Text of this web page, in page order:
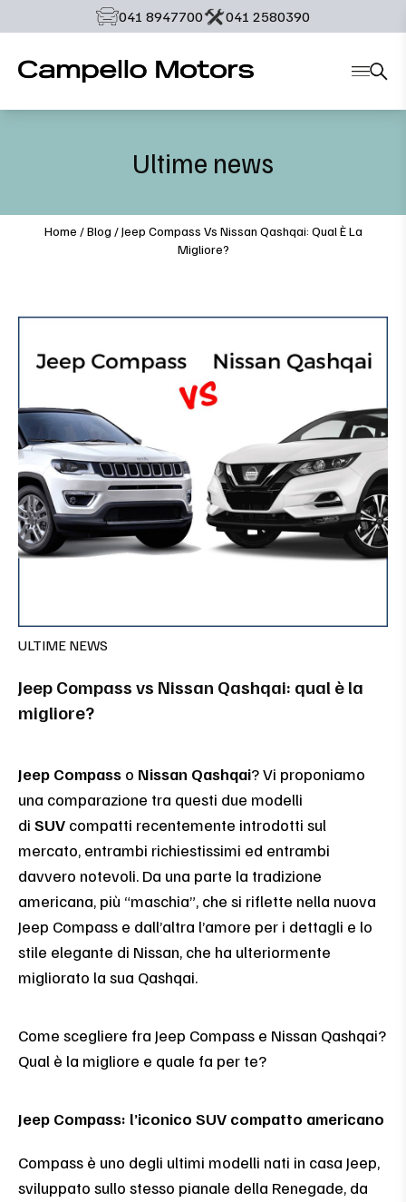
‭041 8947700‬ ‭041 2580390‬
Ultime news
Home /Blog /Jeep Compass Vs Nissan Qashqai: Qual È La
Migliore?
ULTIME NEWS
Jeep Compass vs Nissan Qashqai: qual è la
migliore?
Jeep Compass o Nissan Qashqai? Vi proponiamo
una comparazione tra questi due modelli
di SUV compatti recentemente introdotti sul
mercato, entrambi richiestissimi ed entrambi
davvero notevoli. Da una parte la tradizione
americana, più “maschia”, che si riflette nella nuova
Jeep Compass e dall’altra l’amore per i dettagli e lo
stile elegante di Nissan, che ha ulteriormente
migliorato la sua Qashqai.
Come scegliere fra Jeep Compass e Nissan Qashqai?
Qual è la migliore e quale fa per te?
Jeep Compass: l’iconico SUV compatto americano
Compass è uno degli ultimi modelli nati in casa Jeep,
sviluppato sullo stesso pianale della Renegade, da